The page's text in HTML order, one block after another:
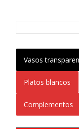
Vasos
Platos blancos
Complementos